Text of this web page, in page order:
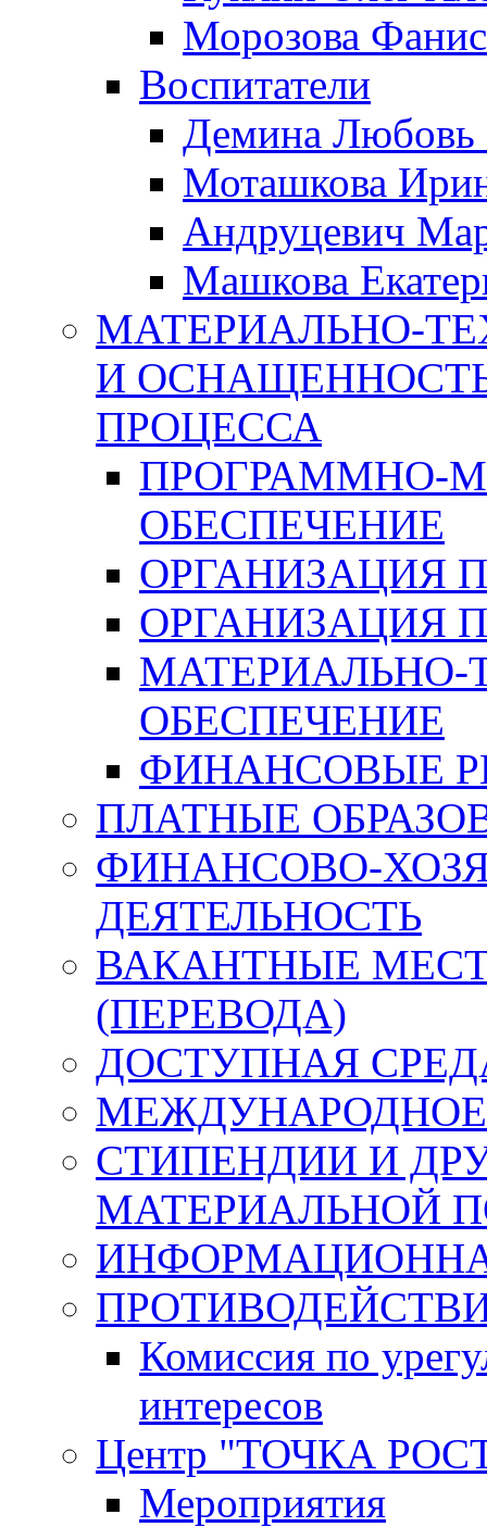
Морозова
Воспитатели
Демина Любовь
Моташкова
Андруцевич
Машкова
МАТЕРИАЛЬНО-
И
ПРОЦЕССА
ПРОГРАММНО-
ОБЕСПЕЧЕНИЕ
ОРГАНИЗАЦИЯ
ОРГАНИЗАЦИЯ
МАТЕРИАЛЬНО-
ОБЕСПЕЧЕНИЕ
ФИНАНСОВЫЕ
ПЛАТНЫЕ
ФИНАНСОВО-
ДЕЯТЕЛЬНОСТЬ
ВАКАНТНЫЕ
(ПЕРЕВОДА)
ДОСТУПНАЯ
СТИПЕНДИИ И
МАТЕРИАЛЬНОЙ
Комиссия по
интересов
Центр "ТОЧКА
Мероприятия